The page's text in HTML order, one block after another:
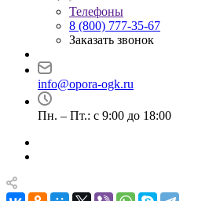
Телефоны
8 (800) 777-35-67
Заказать звонок
info@opora-ogk.ru
Пн. – Пт.: с 9:00 до 18:00